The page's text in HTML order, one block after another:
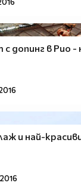
допинг в Рио -
и най-